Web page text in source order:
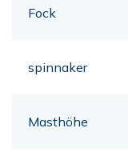
Fock
spinnaker
Masthöhe